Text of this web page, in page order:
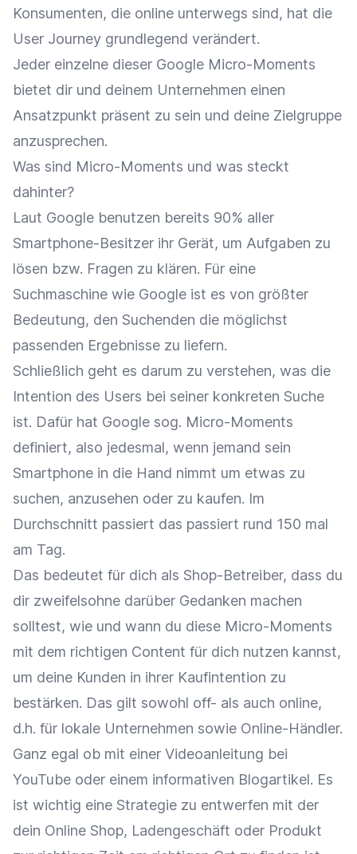
Konsumenten, die online unterwegs sind, hat die
User Journey grundlegend verändert.
Jeder einzelne dieser Google Micro-Moments
bietet dir und deinem Unternehmen einen
Ansatzpunkt präsent zu sein und deine Zielgruppe
anzusprechen.
Was sind Micro-Moments und was steckt
dahinter?
Laut Google benutzen bereits 90% aller
Smartphone-Besitzer ihr Gerät, um Aufgaben zu
lösen bzw. Fragen zu klären. Für eine
Suchmaschine wie Google ist es von größter
Bedeutung, den Suchenden die möglichst
passenden Ergebnisse zu liefern.
Schließlich geht es darum zu verstehen, was die
Intention des Users bei seiner konkreten Suche
ist. Dafür hat Google sog. Micro-Moments
definiert, also jedesmal, wenn jemand sein
Smartphone in die Hand nimmt um etwas zu
suchen, anzusehen oder zu kaufen. Im
Durchschnitt passiert das passiert rund 150 mal
am Tag.
Das bedeutet für dich als Shop-Betreiber, dass du
dir zweifelsohne darüber Gedanken machen
solltest, wie und wann du diese Micro-Moments
mit dem richtigen Content für dich nutzen kannst,
um deine Kunden in ihrer Kaufintention zu
bestärken. Das gilt sowohl off- als auch online,
d.h. für lokale Unternehmen sowie Online-Händler.
Ganz egal ob mit einer Videoanleitung bei
YouTube oder einem informativen Blogartikel. Es
ist wichtig eine Strategie zu entwerfen mit der
dein Online Shop, Ladengeschäft oder Produkt